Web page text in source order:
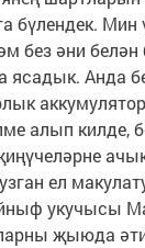
бүлендек.
без әни белән
ясадык. Анда
алып килде,
ел
укучысы
җыюда